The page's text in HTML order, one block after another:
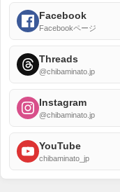
Facebook
Facebookページ
Threads
@chibaminato.jp
Instagram
@chibaminato.jp
YouTube
chibaminato_jp